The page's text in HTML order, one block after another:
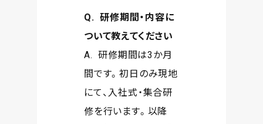
Q. 研修期間・内容に
ついて教えてください
A. 研修期間は3か月
間です。初日のみ現地
にて、入社式・集合研
修を行います。以降